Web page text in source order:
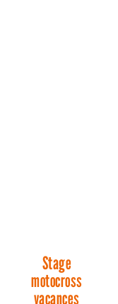
Stage
motocross
vacances